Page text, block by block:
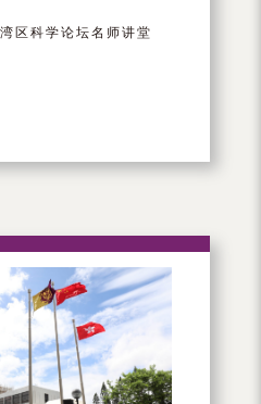
区科学论坛名师讲堂